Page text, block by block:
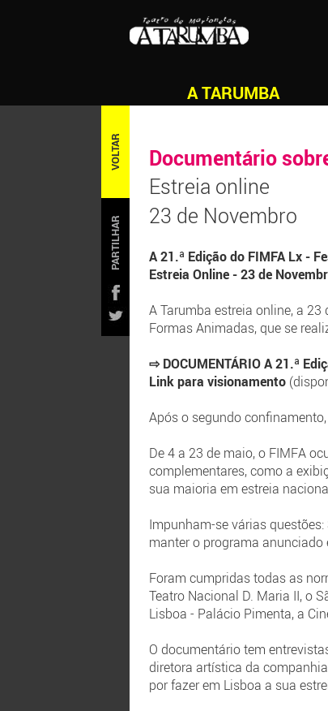
A TARUMBA
VOLTAR
PARTILHAR
Documentário
Estreia online
23 de Novembro
A 21.ª Edição do FIMFA Lx -
Estreia Online - 23 de
A Tarumba estreia online, a
Formas Animadas, que se
⇨ DOCUMENTÁRIO A 21.ª
Link para visionamento
Após o segundo
De 4 a 23 de maio, o FIMFA
complementares, como a
sua maioria em estreia
Impunham-se várias
manter o programa
Foram cumpridas todas as
Teatro Nacional D. Maria II, o
Lisboa - Palácio Pimenta, a
O documentário tem
diretora artística da
por fazer em Lisboa a sua